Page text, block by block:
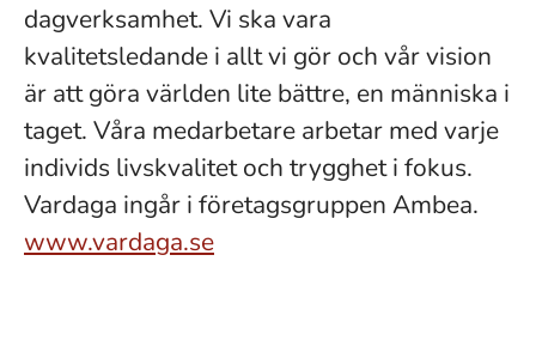
dagverksamhet. Vi ska vara
kvalitetsledande i allt vi gör och vår vision
är att göra världen lite bättre, en människa i
taget. Våra medarbetare arbetar med varje
individs livskvalitet och trygghet i fokus.
Vardaga ingår i företagsgruppen Ambea.
www.vardaga.se